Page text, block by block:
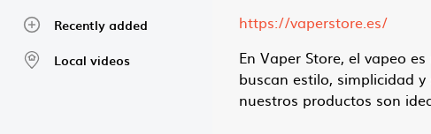
Recently added
Local videos
https://vaperstore.es/
En Vaper Store, el vapeo
buscan estilo, simplicidad
nuestros productos son